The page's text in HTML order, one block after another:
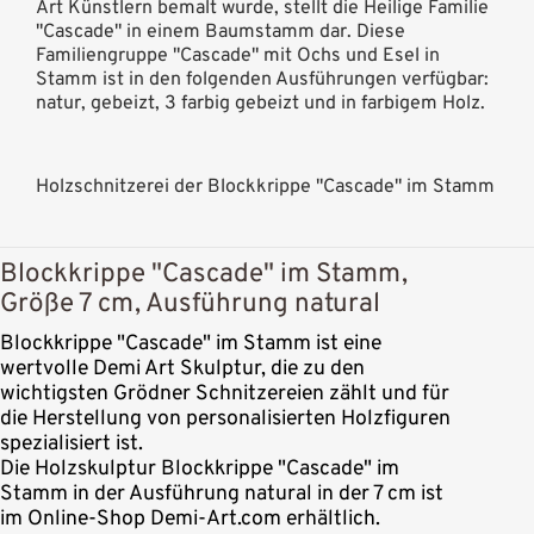
Art Künstlern bemalt wurde, stellt die Heilige Familie
"Cascade" in einem Baumstamm dar. Diese
Familiengruppe "Cascade" mit Ochs und Esel in
Stamm ist in den folgenden Ausführungen verfügbar:
natur, gebeizt, 3 farbig gebeizt und in farbigem Holz.
Holzschnitzerei der Blockkrippe "Cascade" im Stamm
Blockkrippe "Cascade" im Stamm,
Größe 7 cm, Ausführung natural
Blockkrippe "Cascade" im Stamm ist eine
wertvolle Demi Art Skulptur, die zu den
wichtigsten Grödner Schnitzereien zählt und für
die Herstellung von personalisierten Holzfiguren
spezialisiert ist.
Die Holzskulptur Blockkrippe "Cascade" im
Stamm in der Ausführung natural in der 7 cm ist
im Online-Shop Demi-Art.com erhältlich.